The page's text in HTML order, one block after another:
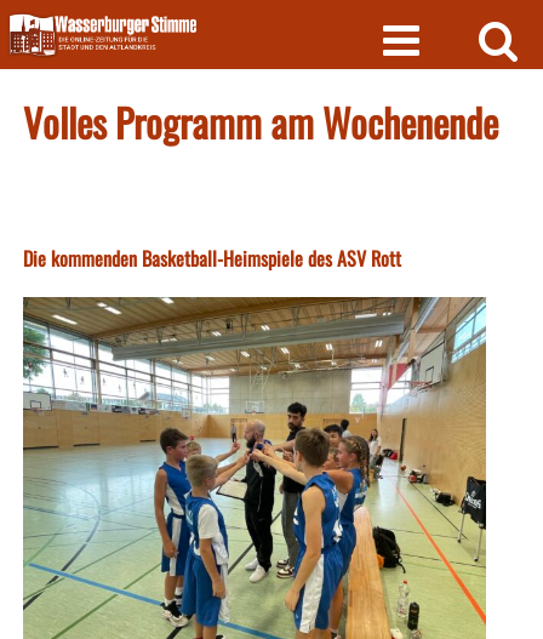
Skip
to
content
Volles Programm am Wochenende
Die kommenden Basketball-Heimspiele des ASV Rott